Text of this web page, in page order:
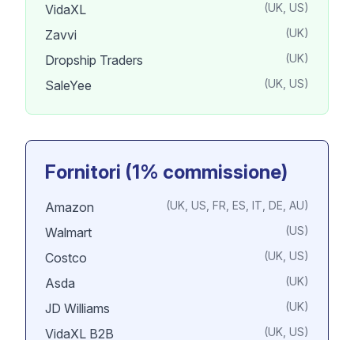
VidaXL (UK, US)
Zavvi (UK)
Dropship Traders (UK)
SaleYee (UK, US)
Fornitori (1% commissione)
Amazon (UK, US, FR, ES, IT, DE, AU)
Walmart (US)
Costco (UK, US)
Asda (UK)
JD Williams (UK)
VidaXL B2B (UK, US)